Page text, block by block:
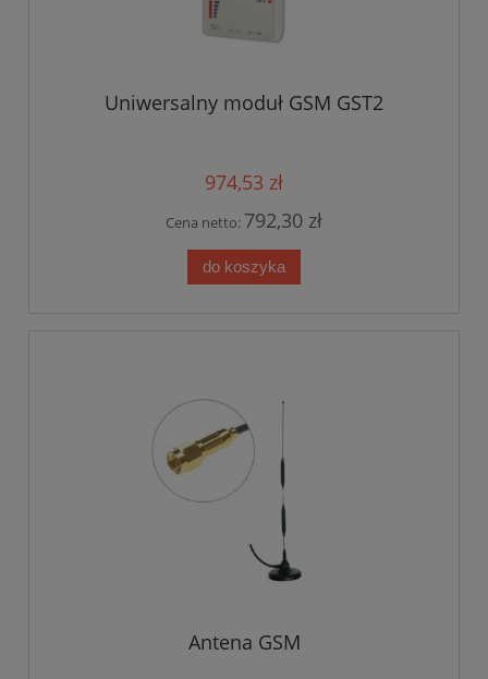
Uniwersalny moduł GSM GST2
974,53 zł
Cena netto: 792,30 zł
do koszyka
Antena GSM